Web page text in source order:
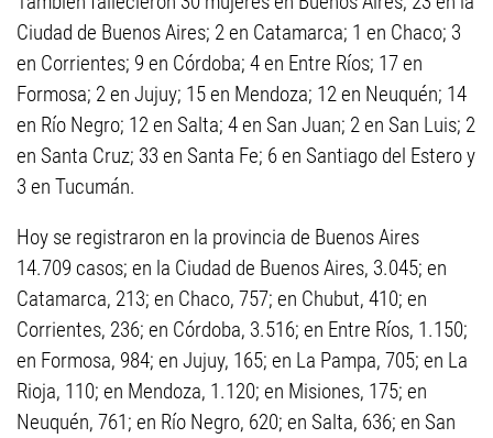
Ciudad de Buenos Aires; 2 en Catamarca; 1 en Chaco; 3
en Corrientes; 9 en Córdoba; 4 en Entre Ríos; 17 en
Formosa; 2 en Jujuy; 15 en Mendoza; 12 en Neuquén; 14
en Río Negro; 12 en Salta; 4 en San Juan; 2 en San Luis; 2
en Santa Cruz; 33 en Santa Fe; 6 en Santiago del Estero y
3 en Tucumán.
Hoy se registraron en la provincia de Buenos Aires
14.709 casos; en la Ciudad de Buenos Aires, 3.045; en
Catamarca, 213; en Chaco, 757; en Chubut, 410; en
Corrientes, 236; en Córdoba, 3.516; en Entre Ríos, 1.150;
en Formosa, 984; en Jujuy, 165; en La Pampa, 705; en La
Rioja, 110; en Mendoza, 1.120; en Misiones, 175; en
Neuquén, 761; en Río Negro, 620; en Salta, 636; en San